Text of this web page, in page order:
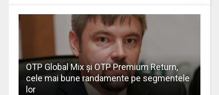
OTP Global Mix şi OTP Premium Return,
cele mai bune randamente pe segmentele
lor